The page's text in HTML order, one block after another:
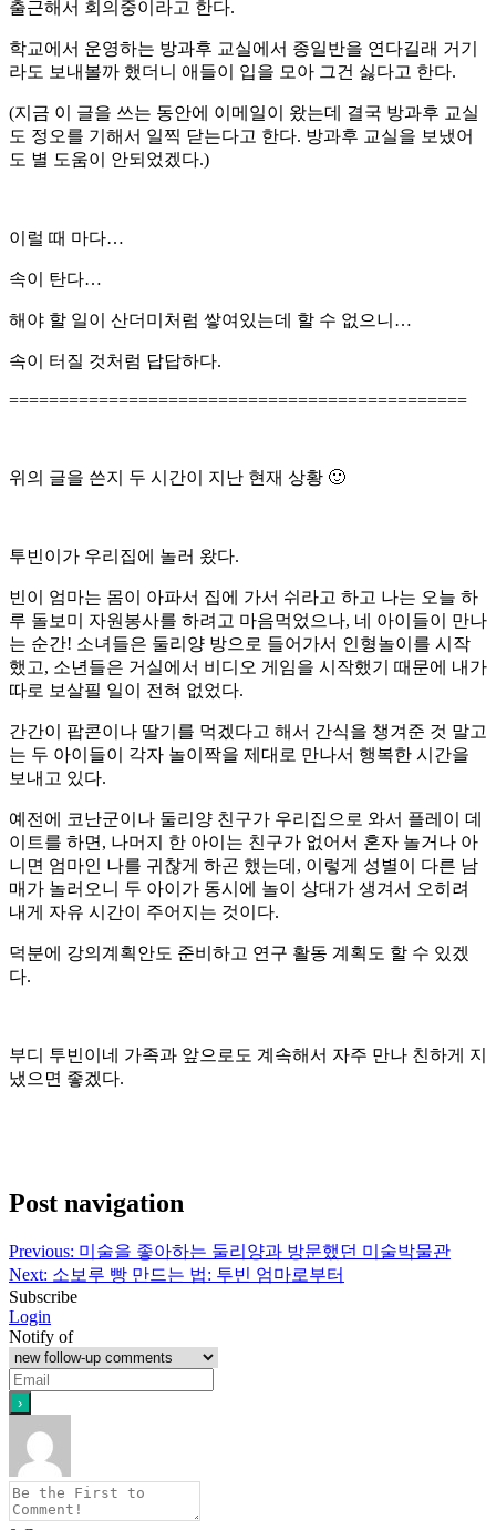
출근해서 회의중이라고 한다.
학교에서 운영하는 방과후 교실에서 종일반을 연다길래 거기
라도 보내볼까 했더니 애들이 입을 모아 그건 싫다고 한다.
(지금 이 글을 쓰는 동안에 이메일이 왔는데 결국 방과후 교실
도 정오를 기해서 일찍 닫는다고 한다. 방과후 교실을 보냈어
도 별 도움이 안되었겠다.)
이럴 때 마다…
속이 탄다…
해야 할 일이 산더미처럼 쌓여있는데 할 수 없으니…
속이 터질 것처럼 답답하다.
==============================================
위의 글을 쓴지 두 시간이 지난 현재 상황 🙂
투빈이가 우리집에 놀러 왔다.
빈이 엄마는 몸이 아파서 집에 가서 쉬라고 하고 나는 오늘 하
루 돌보미 자원봉사를 하려고 마음먹었으나, 네 아이들이 만나
는 순간! 소녀들은 둘리양 방으로 들어가서 인형놀이를 시작
했고, 소년들은 거실에서 비디오 게임을 시작했기 때문에 내가
따로 보살필 일이 전혀 없었다.
간간이 팝콘이나 딸기를 먹겠다고 해서 간식을 챙겨준 것 말고
는 두 아이들이 각자 놀이짝을 제대로 만나서 행복한 시간을
보내고 있다.
예전에 코난군이나 둘리양 친구가 우리집으로 와서 플레이 데
이트를 하면, 나머지 한 아이는 친구가 없어서 혼자 놀거나 아
니면 엄마인 나를 귀찮게 하곤 했는데, 이렇게 성별이 다른 남
매가 놀러오니 두 아이가 동시에 놀이 상대가 생겨서 오히려
내게 자유 시간이 주어지는 것이다.
덕분에 강의계획안도 준비하고 연구 활동 계획도 할 수 있겠
다.
부디 투빈이네 가족과 앞으로도 계속해서 자주 만나 친하게 지
냈으면 좋겠다.
Post navigation
Previous: 미술을 좋아하는 둘리양과 방문했던 미술박물관
Next: 소보루 빵 만드는 법: 투빈 엄마로부터
Subscribe
Login
Notify of